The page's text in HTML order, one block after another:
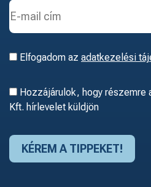
Elfogadom az adatkezelési
Hozzájárulok, hogy részemre
Kft. hírlevelet küldjön